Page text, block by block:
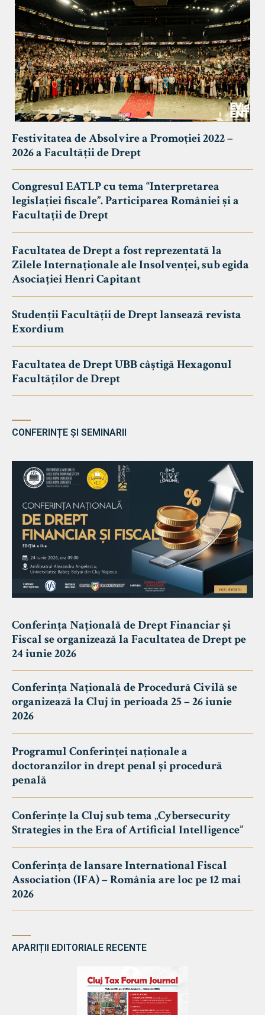
Festivitatea de Absolvire a Promoției 2022 –
2026 a Facultății de Drept
Congresul EATLP cu tema “Interpretarea
legislației fiscale”. Participarea României și a
Facultații de Drept
Facultatea de Drept a fost reprezentată la
Zilele Internaționale ale Insolvenței, sub egida
Asociației Henri Capitant
Studenții Facultății de Drept lansează revista
Exordium
Facultatea de Drept UBB câștigă Hexagonul
Facultăților de Drept
CONFERINȚE ȘI SEMINARII
Conferința Națională de Drept Financiar și
Fiscal se organizează la Facultatea de Drept pe
24 iunie 2026
Conferința Națională de Procedură Civilă se
organizează la Cluj în perioada 25 – 26 iunie
2026
Programul Conferinței naționale a
doctoranzilor în drept penal și procedură
penală
Conferințe la Cluj sub tema „Cybersecurity
Strategies in the Era of Artificial Intelligence”
Conferința de lansare International Fiscal
Association (IFA) – România are loc pe 12 mai
2026
APARIȚII EDITORIALE RECENTE